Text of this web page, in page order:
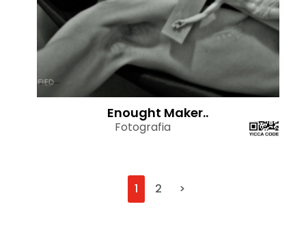
Enought Maker..
Fotografia
1 2 >